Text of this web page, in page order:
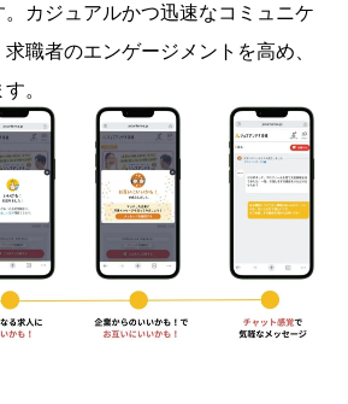
カジュアルかつ迅速なコミュニケ
職者のエンゲージメントを高め、
。